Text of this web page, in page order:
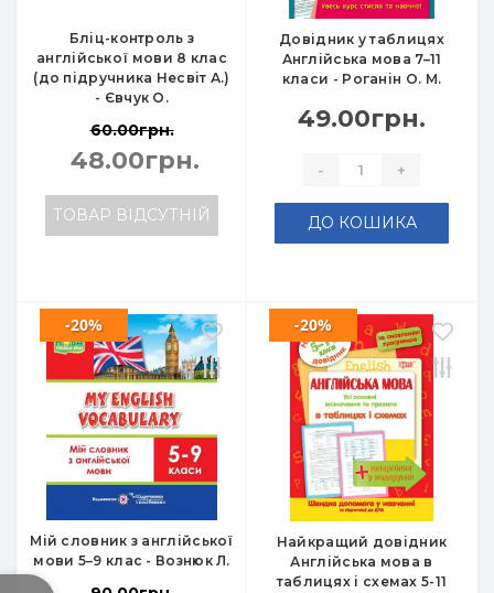
Бліц-контроль з
англійської мови 8 клас
(до підручника Несвіт А.)
- Євчук О.
60.00грн.
48.00грн.
ТОВАР ВІДСУТНІЙ
Довідник у таблицях
Англійська мова 7–11
класи - Роганін О. М.
49.00грн.
- +
ДО КОШИКА
Мій словник з англійської
мови 5–9 клас - Вознюк Л.
-20%
Найкращий довідник
Англійська мова в
таблицях і схемах 5-11
-20%